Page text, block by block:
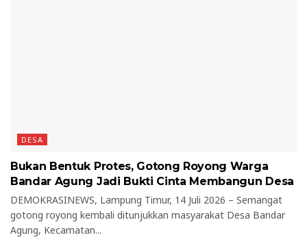
DESA
Bukan Bentuk Protes, Gotong Royong Warga
Bandar Agung Jadi Bukti Cinta Membangun Desa
DEMOKRASINEWS, Lampung Timur, 14 Juli 2026 – Semangat
gotong royong kembali ditunjukkan masyarakat Desa Bandar
Agung, Kecamatan...